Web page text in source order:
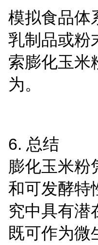
模拟食品体
乳制品或粉
索膨化玉米
为。
6. 总结
膨化玉米粉
和可发酵特
究中具有潜
既可作为微